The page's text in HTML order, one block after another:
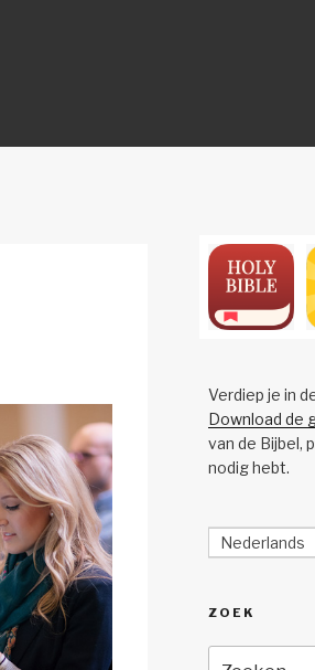
Verdiep je in
Download de
van de Bijbel,
nodig hebt.
Nederlands
ZOEK